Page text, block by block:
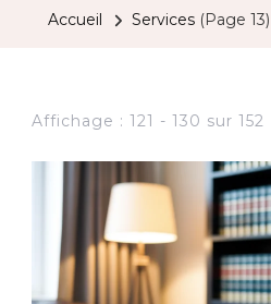
Accueil Services (Page 13)
Affichage : 121 - 130 sur 152